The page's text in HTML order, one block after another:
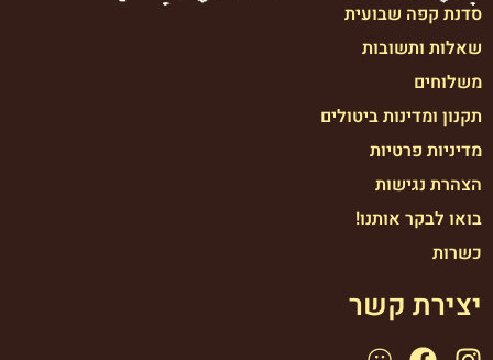
סדנת קפה שבועית
שאלות ותשובות
משלוחים
תקנון ומדינות ביטולים
מדיניות פרטיות
הצהרת נגישות
בואו לבקר אותנו!
כשרות
יצירת קשר